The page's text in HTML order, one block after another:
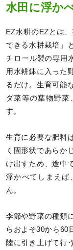
水田に浮か
EZ水耕のEZとは
できる水耕栽培」
チロール製の専用
用水耕鉢に入った
るだけ。生育可能
ダ菜等の葉物野
す。
生育に必要な肥料
く固形状であらか
け出すため、途中
浮かべてしまえば
ん。
季節や野菜の種類
らおよそ30から60
陸に引き上げて行